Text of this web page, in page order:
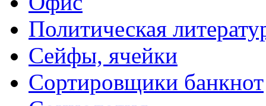
Политическая
Сейфы, ячейки
Сортировщики банкнот